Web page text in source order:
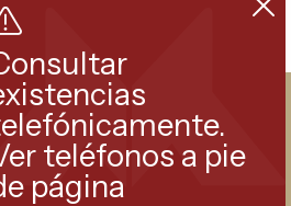
INTERESAR
teléfonos a pie
página